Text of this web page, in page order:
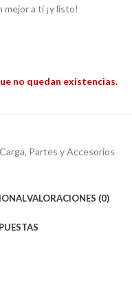
mejor a ti ¡y listo!
no quedan existencias.
, Partes y Accesorios
VALORACIONES (0)